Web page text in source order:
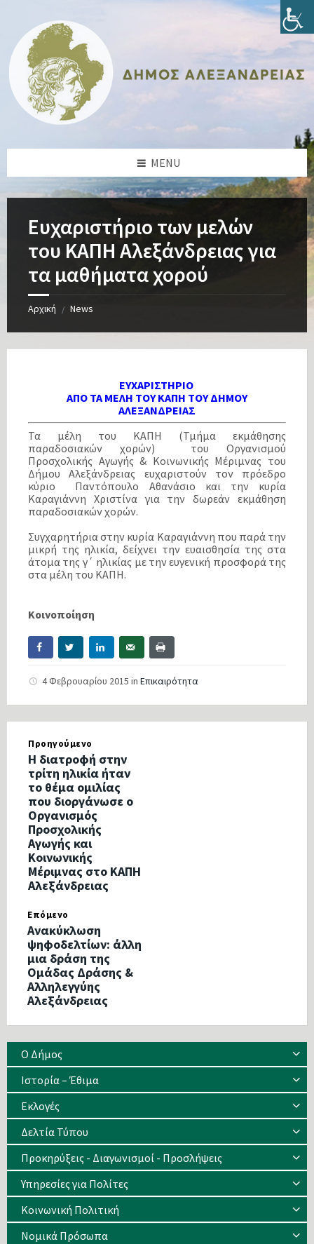
content
sidebar
sidebar
footer
MENU
Ευχαριστήριο των μελών
του ΚΑΠΗ Αλεξάνδρειας για
τα μαθήματα χορού
Αρχική / News
ΕΥΧΑΡΙΣΤΗΡΙΟ
ΑΠΟ ΤΑ ΜΕΛΗ ΤΟΥ ΚΑΠΗ ΤΟΥ ΔΗΜΟΥ
ΑΛΕΞΑΝΔΡΕΙΑΣ
Τα μέλη του ΚΑΠΗ (Τμήμα εκμάθησης
παραδοσιακών χορών) του Οργανισμού
Προσχολικής Αγωγής & Κοινωνικής Μέριμνας του
Δήμου Αλεξάνδρειας ευχαριστούν τον πρόεδρο
κύριο Παντόπουλο Αθανάσιο και την κυρία
Καραγιάννη Χριστίνα για την δωρεάν εκμάθηση
παραδοσιακών χορών.
Συγχαρητήρια στην κυρία Καραγιάννη που παρά την
μικρή της ηλικία, δείχνει την ευαισθησία της στα
άτομα της γ΄ ηλικίας με την ευγενική προσφορά της
στα μέλη του ΚΑΠΗ.
Κοινοποίηση
4 Φεβρουαρίου 2015 in Επικαιρότητα
Προηγούμενο
Η διατροφή στην
τρίτη ηλικία ήταν
το θέμα ομιλίας
που διοργάνωσε ο
Οργανισμός
Προσχολικής
Αγωγής και
Κοινωνικής
Μέριμνας στο ΚΑΠΗ
Αλεξάνδρειας
Επόμενο
Ανακύκλωση
ψηφοδελτίων: άλλη
μια δράση της
Ομάδας Δράσης &
Αλληλεγγύης
Αλεξάνδρειας
Ο Δήμος
Ιστορία – Έθιμα
Eκλογές
Δελτία Τύπου
Προκηρύξεις - Διαγωνισμοί - Προσλήψεις
Υπηρεσίες για Πολίτες
Κοινωνική Πολιτική
Νομικά Πρόσωπα